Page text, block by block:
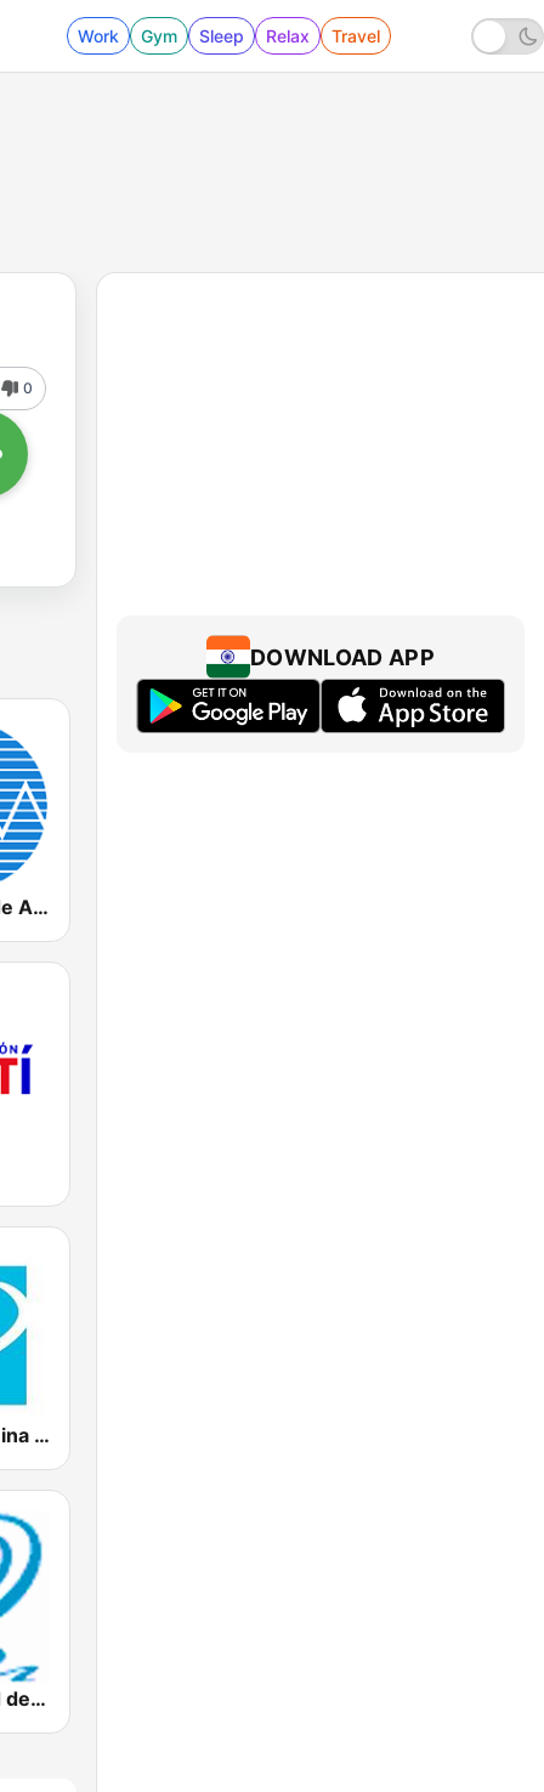
Work Gym Sleep Relax Travel
0
Radio Rebelde AM
CMHW La Reina Radial del Centro
Radio Ciudad del Mar
DOWNLOAD APP